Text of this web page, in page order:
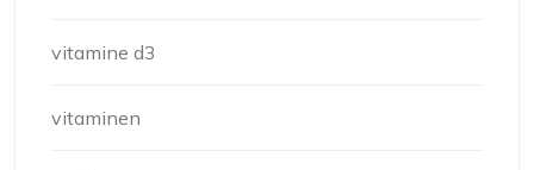
vitamine d3
vitaminen